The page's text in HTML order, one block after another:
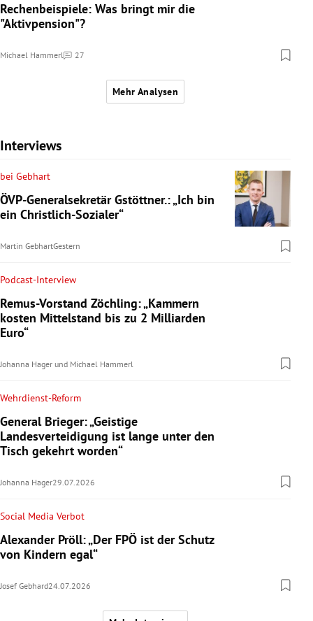
Rechenbeispiele: Was bringt mir die
"Aktivpension"?
Michael Hammerl 27
Kommentare
Mehr Analysen
Interviews
bei Gebhart
ÖVP-Generalsekretär Gstöttner.: „Ich bin
ein Christlich-Sozialer“
Martin GebhartGestern
Podcast-Interview
Remus-Vorstand Zöchling: „Kammern
kosten Mittelstand bis zu 2 Milliarden
Euro“
Johanna Hager und Michael Hammerl
Wehrdienst-Reform
General Brieger: „Geistige
Landesverteidigung ist lange unter den
Tisch gekehrt worden“
Johanna Hager29.07.2026
Social Media Verbot
Alexander Pröll: „Der FPÖ ist der Schutz
von Kindern egal“
Josef Gebhard24.07.2026